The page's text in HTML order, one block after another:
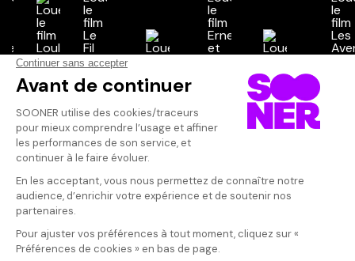
Vos avis
Donnez votre avis
Votre note
Votre commentaire
Il faut vous connecter pour
publier un avis